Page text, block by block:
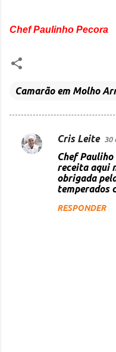
Chef Paulinho Pecora
Camarão em Molho
C
Cris Leite 30
Chef
receita aqui
obrigada
temperados
RESPONDER